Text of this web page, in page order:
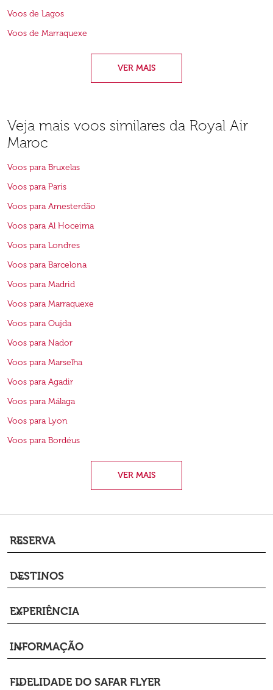
Voos de Lagos
Voos de Marraquexe
VER MAIS
Veja mais voos similares da Royal Air
Maroc
Voos para Bruxelas
Voos para Paris
Voos para Amesterdão
Voos para Al Hoceima
Voos para Londres
Voos para Barcelona
Voos para Madrid
Voos para Marraquexe
Voos para Oujda
Voos para Nador
Voos para Marselha
Voos para Agadir
Voos para Málaga
Voos para Lyon
Voos para Bordéus
VER MAIS
RESERVA
keyboard_arrow_down
DESTINOS
keyboard_arrow_down
EXPERIÊNCIA
keyboard_arrow_down
INFORMAÇÃO
keyboard_arrow_down
FIDELIDADE DO SAFAR FLYER
keyboard_arrow_down